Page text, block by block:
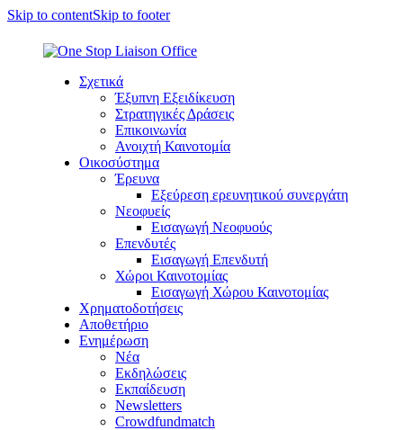
Skip to contentSkip to footer
Σχετικά
Έξυπνη Εξειδίκευση
Στρατηγικές Δράσεις
Επικοινωνία
Ανοιχτή Καινοτομία
Οικοσύστημα
Έρευνα
Εξεύρεση ερευνητικού συνεργάτη
Νεοφυείς
Εισαγωγή Νεοφυούς
Επενδυτές
Εισαγωγή Επενδυτή
Χώροι Καινοτομίας
Εισαγωγή Χώρου Καινοτομίας
Χρηματοδοτήσεις
Αποθετήριο
Ενημέρωση
Νέα
Εκδηλώσεις
Εκπαίδευση
Newsletters
Crowdfundmatch